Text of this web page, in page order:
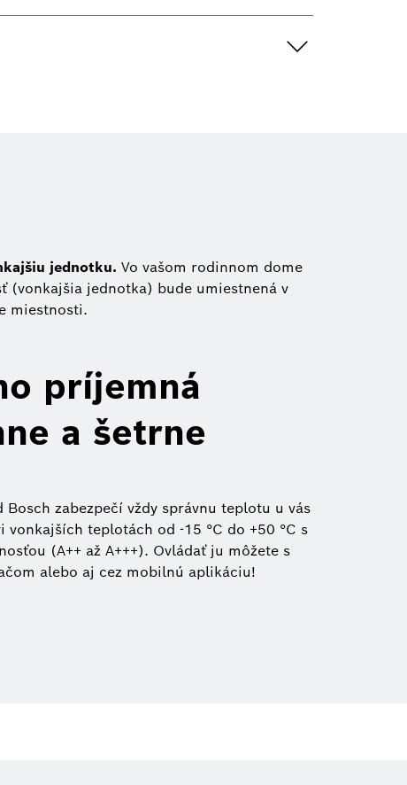
jednotku. Vo vašom rodinnom dome
(vonkajšia jednotka) bude umiestnená v
miestnosti.
príjemná
a šetrne
zabezpečí vždy správnu teplotu u vás
teplotách od -15 °C do +50 °C s
(A++ až A+++). Ovládať ju môžete s
alebo aj cez mobilnú aplikáciu!